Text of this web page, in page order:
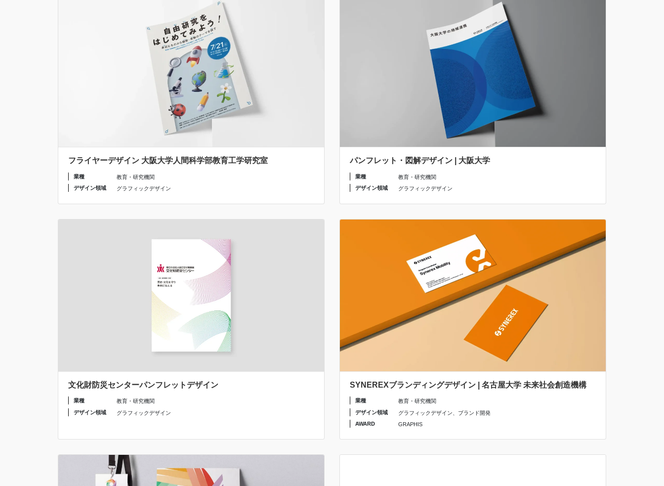
フライヤーデザイン 大阪大学人間科学部教育工学研究室
業種
教育・研究機関
デザイン領域
グラフィックデザイン
パンフレット・図解デザイン | 大阪大学
業種
教育・研究機関
デザイン領域
グラフィックデザイン
文化財防災センターパンフレットデザイン
業種
教育・研究機関
デザイン領域
グラフィックデザイン
SYNEREXブランディングデザイン | 名古屋大学 未来社会創造機構
業種
教育・研究機関
デザイン領域
グラフィックデザイン
ブランド開発
AWARD
GRAPHIS